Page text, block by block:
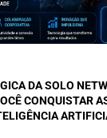
DA SOLO
CONQUISTAR